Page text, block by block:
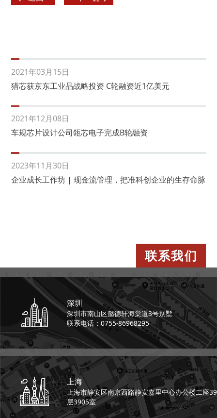
2021年03月15日
猎芯获京东工业品战略投资 C轮融资近1亿美元
2021年12月08日
车规芯片设计公司瓴芯电子完成B轮融资
2023年11月30日
企业成长工作坊 | 现金流管理，把准科创企业的生存命脉
联系我们
深圳
深圳市南山区懿德轩海棠道3号别墅
联系电话：0755-86968295
上海
上海市静安区南京西路静安嘉里中心办公楼二座39
层3905室